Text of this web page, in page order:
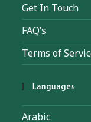
Get In Touch
FAQ’s
Terms of
Languages
Arabic